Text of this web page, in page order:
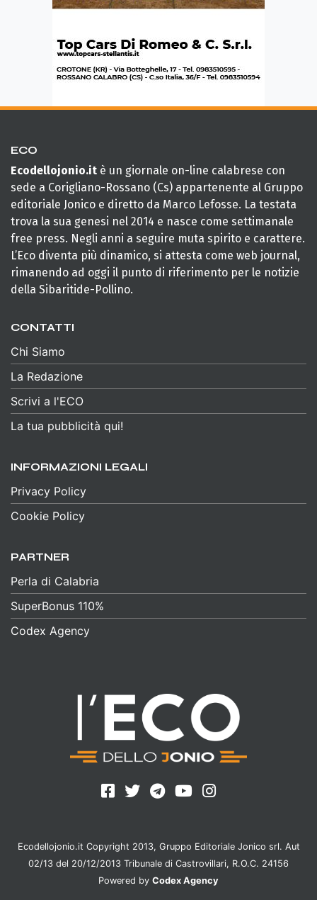
ECO
Ecodellojonio.it è un giornale on-line calabrese con
sede a Corigliano-Rossano (Cs) appartenente al Gruppo
editoriale Jonico e diretto da Marco Lefosse. La testata
trova la sua genesi nel 2014 e nasce come settimanale
free press. Negli anni a seguire muta spirito e carattere.
L’Eco diventa più dinamico, si attesta come web journal,
rimanendo ad oggi il punto di riferimento per le notizie
della Sibaritide-Pollino.
CONTATTI
Chi Siamo
La Redazione
Scrivi a l'ECO
La tua pubblicità qui!
INFORMAZIONI LEGALI
Privacy Policy
Cookie Policy
PARTNER
Perla di Calabria
SuperBonus 110%
Codex Agency
Ecodellojonio.it Copyright 2013, Gruppo Editoriale Jonico srl. Aut
02/13 del 20/12/2013 Tribunale di Castrovillari, R.O.C. 24156
Powered by Codex Agency